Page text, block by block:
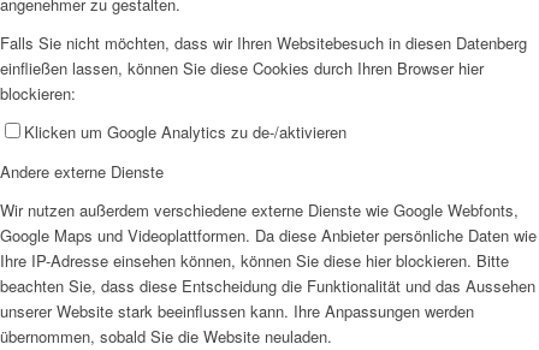
Falls Sie nicht möchten, dass wir Ihren Websitebesuch in diesen Datenberg
einfließen lassen, können Sie diese Cookies durch Ihren Browser hier
blockieren:
Klicken um Google Analytics zu de-/aktivieren
Andere externe Dienste
Wir nutzen außerdem verschiedene externe Dienste wie Google Webfonts,
Google Maps und Videoplattformen. Da diese Anbieter persönliche Daten wie
Ihre IP-Adresse einsehen können, können Sie diese hier blockieren. Bitte
beachten Sie, dass diese Entscheidung die Funktionalität und das Aussehen
unserer Website stark beeinflussen kann. Ihre Anpassungen werden
übernommen, sobald Sie die Website neuladen.